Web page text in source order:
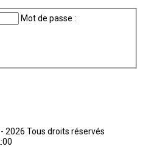
Mot de passe :
Tous droits réservés